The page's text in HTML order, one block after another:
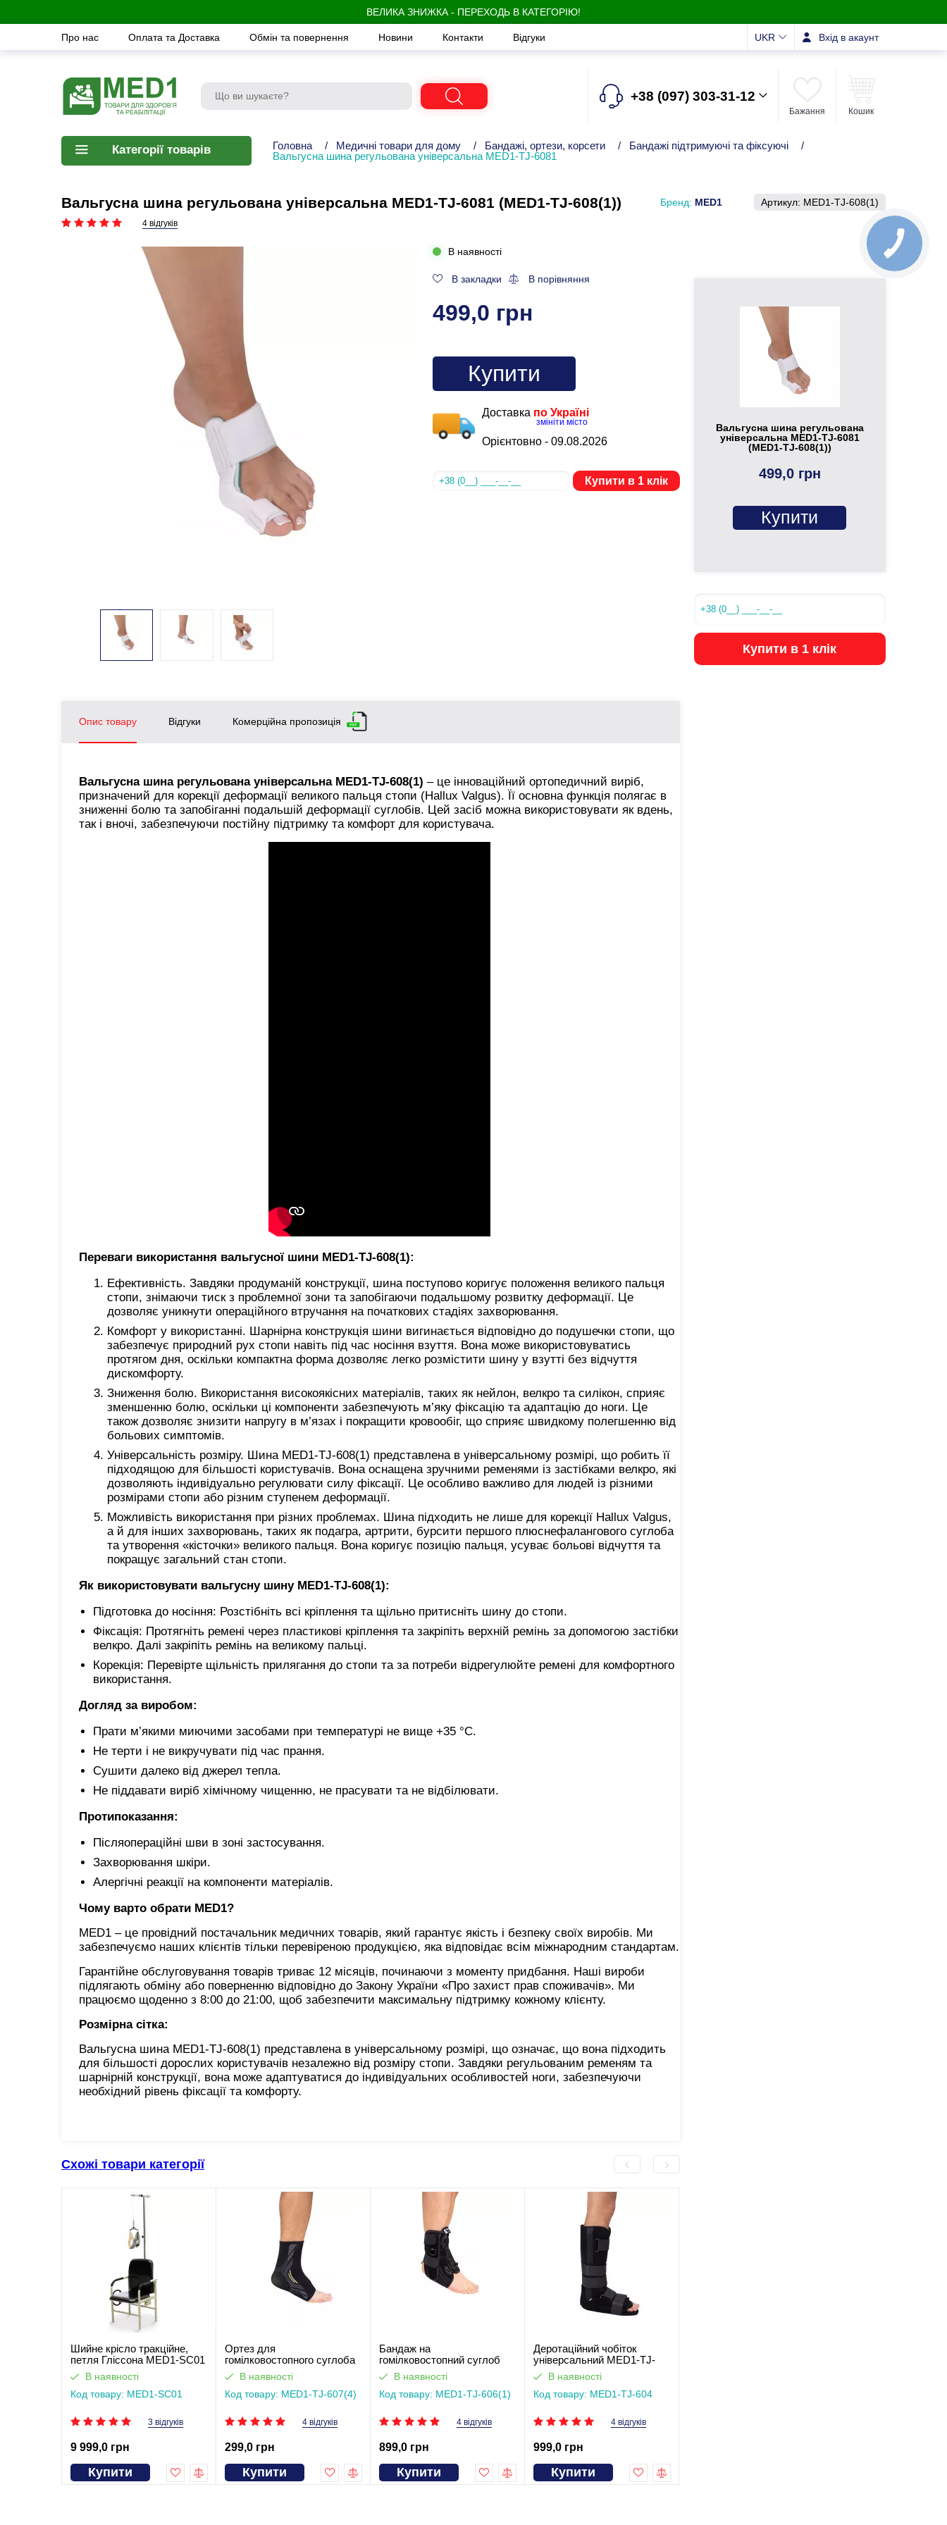
ВЕЛИКА ЗНИЖКА - ПЕРЕХОДЬ В КАТЕГОРІЮ!
Про нас Оплата та Доставка Обмін та повернення Новини Контакти Відгуки UKR Вхід в акаунт
+38 (097) 303-31-12
Бажання Кошик
Категорії товарів Головна / Медичні товари для дому / Бандажі, ортези, корсети / Бандажі підтримуючі та фіксуючі
/
Вальгусна шина регульована універсальна MED1-TJ-6081
Вальгусна шина регульована універсальна MED1-TJ-6081 (MED1-TJ-608(1)) Бренд: MED1 Артикул: MED1-TJ-608(1)
4 відгуків
В наявності
В закладки В порівняння
499,0 грн
Купити
Доставка по Україні
змініти місто
Орієнтовно - 09.08.2026
Купити в 1 клік
Опис товару Відгуки Комерційна пропозиція
Вальгусна шина регульована універсальна MED1-TJ-608(1) – це інноваційний ортопедичний виріб,
призначений для корекції деформації великого пальця стопи (Hallux Valgus). Її основна функція полягає в
зниженні болю та запобіганні подальшій деформації суглобів. Цей засіб можна використовувати як вдень,
так і вночі, забезпечуючи постійну підтримку та комфорт для користувача.
Переваги використання вальгусної шини MED1-TJ-608(1):
Ефективність. Завдяки продуманій конструкції, шина поступово коригує положення великого пальця
стопи, знімаючи тиск з проблемної зони та запобігаючи подальшому розвитку деформації. Це
дозволяє уникнути операційного втручання на початкових стадіях захворювання.
Комфорт у використанні. Шарнірна конструкція шини вигинається відповідно до подушечки стопи, що
забезпечує природний рух стопи навіть під час носіння взуття. Вона може використовуватись
протягом дня, оскільки компактна форма дозволяє легко розмістити шину у взутті без відчуття
дискомфорту.
Зниження болю. Використання високоякісних матеріалів, таких як нейлон, велкро та силікон, сприяє
зменшенню болю, оскільки ці компоненти забезпечують м’яку фіксацію та адаптацію до ноги. Це
також дозволяє знизити напругу в м’язах і покращити кровообіг, що сприяє швидкому полегшенню від
больових симптомів.
Універсальність розміру. Шина MED1-TJ-608(1) представлена в універсальному розмірі, що робить її
підходящою для більшості користувачів. Вона оснащена зручними ременями із застібками велкро, які
дозволяють індивідуально регулювати силу фіксації. Це особливо важливо для людей із різними
розмірами стопи або різним ступенем деформації.
Можливість використання при різних проблемах. Шина підходить не лише для корекції Hallux Valgus,
а й для інших захворювань, таких як подагра, артрити, бурсити першого плюснефалангового суглоба
та утворення «кісточки» великого пальця. Вона коригує позицію пальця, усуває больові відчуття та
покращує загальний стан стопи.
Як використовувати вальгусну шину MED1-TJ-608(1):
Підготовка до носіння: Розстібніть всі кріплення та щільно притисніть шину до стопи.
Фіксація: Протягніть ремені через пластикові кріплення та закріпіть верхній ремінь за допомогою застібки
велкро. Далі закріпіть ремінь на великому пальці.
Корекція: Перевірте щільність прилягання до стопи та за потреби відрегулюйте ремені для комфортного
використання.
Догляд за виробом:
Прати м’якими миючими засобами при температурі не вище +35 °С.
Не терти і не викручувати під час прання.
Сушити далеко від джерел тепла.
Не піддавати виріб хімічному чищенню, не прасувати та не відбілювати.
Протипоказання:
Післяопераційні шви в зоні застосування.
Захворювання шкіри.
Алергічні реакції на компоненти матеріалів.
Чому варто обрати MED1?
MED1 – це провідний постачальник медичних товарів, який гарантує якість і безпеку своїх виробів. Ми
забезпечуємо наших клієнтів тільки перевіреною продукцією, яка відповідає всім міжнародним стандартам.
Гарантійне обслуговування товарів триває 12 місяців, починаючи з моменту придбання. Наші вироби
підлягають обміну або поверненню відповідно до Закону України «Про захист прав споживачів». Ми
працюємо щоденно з 8:00 до 21:00, щоб забезпечити максимальну підтримку кожному клієнту.
Розмірна сітка:
Вальгусна шина MED1-TJ-608(1) представлена в універсальному розмірі, що означає, що вона підходить
для більшості дорослих користувачів незалежно від розміру стопи. Завдяки регульованим ременям та
шарнірній конструкції, вона може адаптуватися до індивідуальних особливостей ноги, забезпечуючи
необхідний рівень фіксації та комфорту.
Схожі товари категорії
Шийне крісло тракційне,
петля Гліссона MED1-SC01
В наявності
Код товару: MED1-SC01
3 відгуків
9 999,0 грн
Купити
Ортез для
гомілковостопного суглоба
MED1-TJ-6074
В наявності
Код товару: MED1-TJ-607(4)
4 відгуків
299,0 грн
Купити
Бандаж на
гомілковостопний суглоб
MED1-TJ-6061
В наявності
Код товару: MED1-TJ-606(1)
4 відгуків
899,0 грн
Купити
Деротаційний чобіток
універсальний MED1-TJ-
604В наявності
Код товару: MED1-TJ-604
4 відгуків
999,0 грн
Купити
Вальгусна шина регульована
універсальна MED1-TJ-6081
(MED1-TJ-608(1))
499,0 грн
Купити
Купити в 1 клік